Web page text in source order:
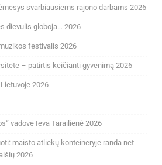
svarbiausiems rajono darbams 2026
dievulis globoja… 2026
festivalis 2026
– patirtis keičianti gyvenimą 2026
2026
vadovė Ieva Tarailienė 2026
maisto atliekų konteineryje randa net
2026